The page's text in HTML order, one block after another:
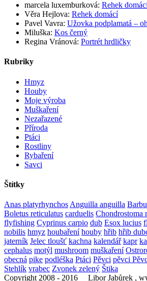
marcela luxemburková: Rehek
Věra Hejlova: Rehek domácí
Pavel Vavra: Užovka podplamatá –
Miluška: Kos černý
Regina Vránová: Portrét hrdličky
Rubriky
Hmyz
Houby
Moje výroba
Muškaření
Nezařazené
Příroda
Ptáci
Rostliny
Rybaření
Savci
Štítky
Anas platyrhynchos Anguilla anguilla
Boletus reticulatus carduelis Chondrostoma
flyfishing Cyprinus carpio dub Esox lucius
nobilis hmyz houbaření houby hřib hřib
jaterník Jelec tloušť kachna kalendář kapr
cephalus motýl mushroom muškaření
obecná pike podléška Ptáci Pěvci pěvci
Stehlík vrabec Zvonek zelený Štika
Copyright 2008 - 2016 Libor Jabůrek ,